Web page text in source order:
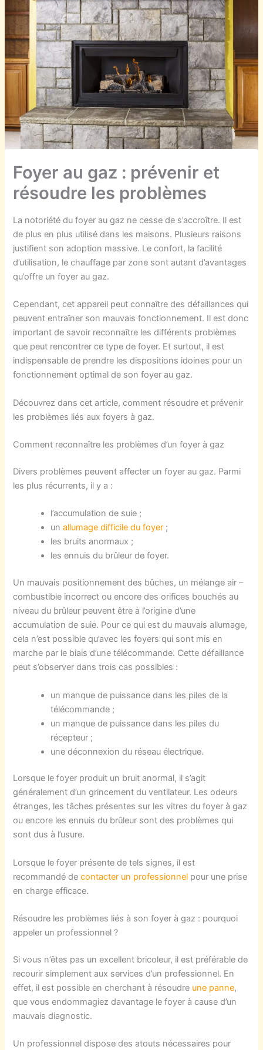
Foyer au gaz : prévenir et
résoudre les problèmes
La notoriété du foyer au gaz ne cesse de s’accroître. Il est
de plus en plus utilisé dans les maisons. Plusieurs raisons
justifient son adoption massive. Le confort, la facilité
d’utilisation, le chauffage par zone sont autant d’avantages
qu’offre un foyer au gaz.
Cependant, cet appareil peut connaître des défaillances qui
peuvent entraîner son mauvais fonctionnement. Il est donc
important de savoir reconnaître les différents problèmes
que peut rencontrer ce type de foyer. Et surtout, il est
indispensable de prendre les dispositions idoines pour un
fonctionnement optimal de son foyer au gaz.
Découvrez dans cet article, comment résoudre et prévenir
les problèmes liés aux foyers à gaz.
Comment reconnaître les problèmes d’un foyer à gaz
Divers problèmes peuvent affecter un foyer au gaz. Parmi
les plus récurrents, il y a :
l’accumulation de suie ;
unallumage difficile du foyer ;
les bruits anormaux ;
les ennuis du brûleur de foyer.
Un mauvais positionnement des bûches, un mélange air –
combustible incorrect ou encore des orifices bouchés au
niveau du brûleur peuvent être à l’origine d’une
accumulation de suie. Pour ce qui est du mauvais allumage,
cela n’est possible qu’avec les foyers qui sont mis en
marche par le biais d’une télécommande. Cette défaillance
peut s’observer dans trois cas possibles :
un manque de puissance dans les piles de la
télécommande ;
un manque de puissance dans les piles du
récepteur ;
une déconnexion du réseau électrique.
Lorsque le foyer produit un bruit anormal, il s’agit
généralement d’un grincement du ventilateur. Les odeurs
étranges, les tâches présentes sur les vitres du foyer à gaz
ou encore les ennuis du brûleur sont des problèmes qui
sont dus à l’usure.
Lorsque le foyer présente de tels signes, il est
recommandé decontacter un professionnel pour une prise
en charge efficace.
Résoudre les problèmes liés à son foyer à gaz : pourquoi
appeler un professionnel ?
Si vous n’êtes pas un excellent bricoleur, il est préférable de
recourir simplement aux services d’un professionnel. En
effet, il est possible en cherchant à résoudre une panne,
que vous endommagiez davantage le foyer à cause d’un
mauvais diagnostic.
Un professionnel dispose des atouts nécessaires pour